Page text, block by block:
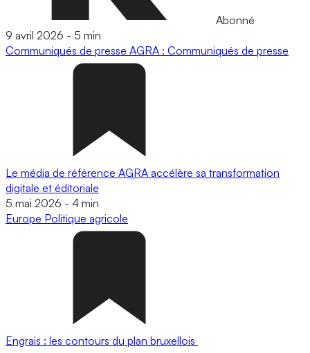
Abonné
9 avril 2026 - 5 min
Communiqués de presse AGRA : Communiqués de presse
Le média de référence AGRA accélère sa transformation
digitale et éditoriale
5 mai 2026 - 4 min
Europe Politique agricole
Engrais : les contours du plan bruxellois